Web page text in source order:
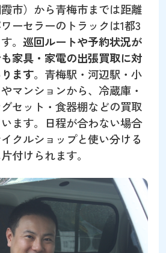
市）から青梅市までは距離
ーセラーのトラックは1都3
。 巡回ルートや予約状況が
家具・家電の出張買取に対
ます。青梅駅・河辺駅・小
マンションから、冷蔵庫・
セット・食器棚などの買取
ます。日程が合わない場合
クルショップと使い分ける
付けられます。